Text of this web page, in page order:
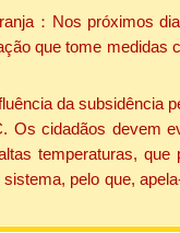
：Nos próximos
que tome
da subsidência
Os cidadãos devem
temperaturas,
pelo que,